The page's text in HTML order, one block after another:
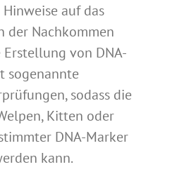
auf das
der Nachkommen
von DNA-
sogenannte
sodass die
Kitten oder
DNA-Marker
kann.